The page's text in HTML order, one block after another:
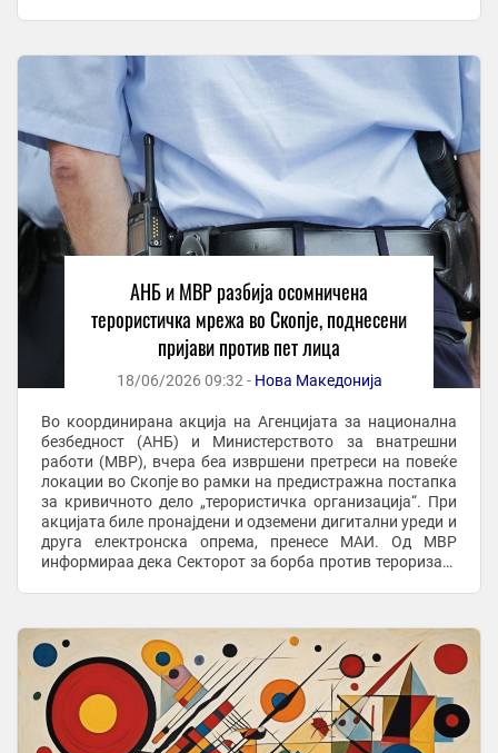
АНБ и МВР разбија осомничена
терористичка мрежа во Скопје, поднесени
пријави против пет лица
18/06/2026 09:32 - Нова Македонија
Во координирана акција на Агенцијата за национална
безбедност (АНБ) и Министерството за внатрешни
работи (МВР), вчера беа извршени претреси на повеќе
локации во Скопје во рамки на предистражна постапка
за кривичното дело „терористичка организација“. При
акцијата биле пронајдени и одземени дигитални уреди и
друга електронска опрема, пренесе МАИ. Од МВР
информираа дека Секторот за борба против тероризам,